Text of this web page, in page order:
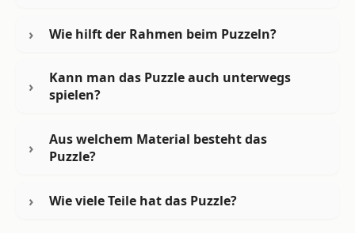
Wie hilft der Rahmen beim Puzzeln?
Kann man das Puzzle auch unterwegs
spielen?
Aus welchem Material besteht das
Puzzle?
Wie viele Teile hat das Puzzle?